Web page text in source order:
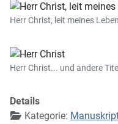
Herr Christ, leit meines
Herr Christ... und andere Titel
Details
Kategorie: